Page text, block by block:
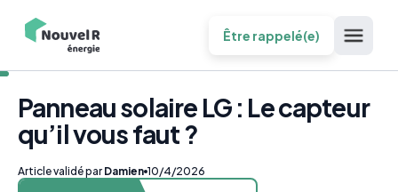
Être rappelé(e)
Panneau solaire LG : Le capteur
qu’il vous faut ?
Article validé par Damien 10/4/2026